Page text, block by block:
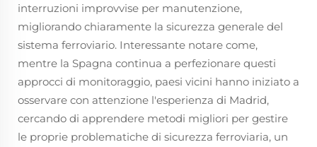
interruzioni improvvise per manutenzione,
migliorando chiaramente la sicurezza generale del
sistema ferroviario. Interessante notare come,
mentre la Spagna continua a perfezionare questi
approcci di monitoraggio, paesi vicini hanno iniziato a
osservare con attenzione l'esperienza di Madrid,
cercando di apprendere metodi migliori per gestire
le proprie problematiche di sicurezza ferroviaria, un